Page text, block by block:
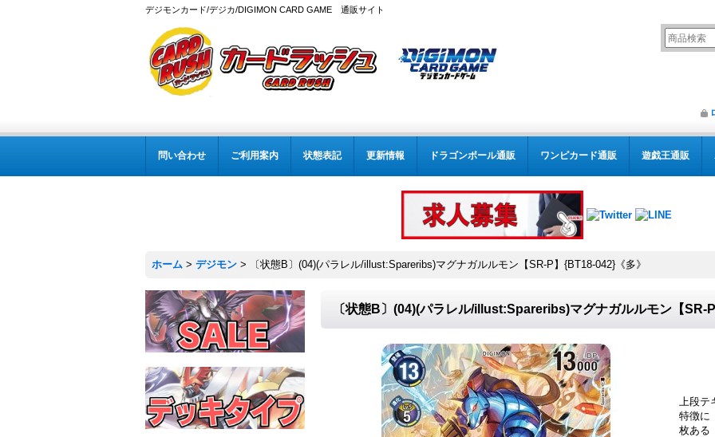
デジモンカード/デジカ/DIGIMON CARD GAME 通販サイト
問い合わせ ご利用案内 状態表記 更新情報 ドラゴンボール通販 ワンピカード通販 遊戯王通販
ホーム > デジモン > 〔状態B〕(04)(パラレル/illust:Spareribs)マグナガルルモン【SR-P】{BT18-042}《多》
〔状態B〕(04)(パラレル/illust:Spareribs)マグナガルルモン【SR-
上段テ
特徴に
枚ある